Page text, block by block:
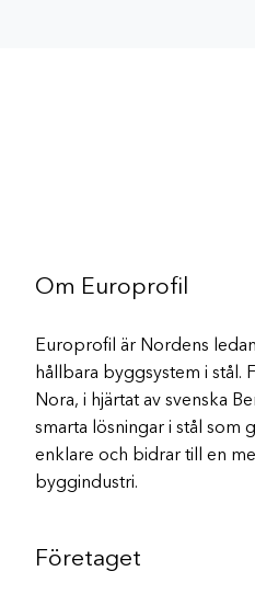
Om Europrofil
Europrofil är Nordens
hållbara byggsystem i stål.
Nora, i hjärtat av svenska
smarta lösningar i stål som
enklare och bidrar till en
byggindustri.
Företaget